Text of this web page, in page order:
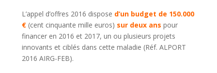
L’appel d’offres 2016 dispose d’un budget de 150.000
€(cent cinquante mille euros) sur deux ans pour
financer en 2016 et 2017, un ou plusieurs projets
innovants et ciblés dans cette maladie (Réf. ALPORT
2016 AIRG-FEB).